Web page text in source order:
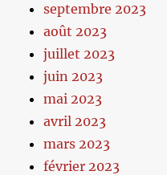
septembre 2023
août 2023
juillet 2023
juin 2023
mai 2023
avril 2023
mars 2023
février 2023